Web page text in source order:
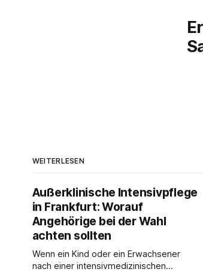
WEITERLESEN
Außerklinische Intensivpflege
in Frankfurt: Worauf
Angehörige bei der Wahl
achten sollten
Wenn ein Kind oder ein Erwachsener
nach einer intensivmedizinischen